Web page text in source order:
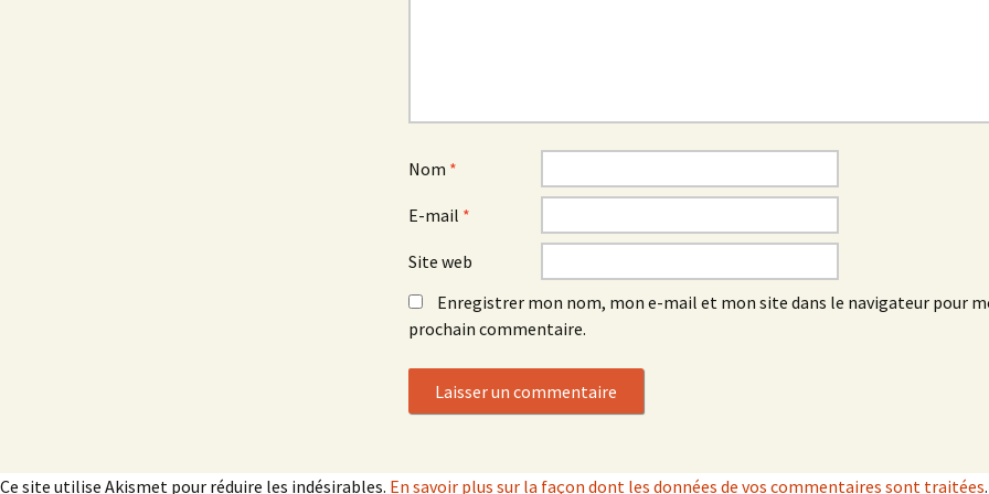
Nom *
E-mail *
Site web
Enregistrer mon nom, mon e-mail et mon site dans le navigateur pour
prochain commentaire.
Ce site utilise Akismet pour réduire les indésirables. En savoir plus sur la façon dont les données de vos commentaires sont traitées.